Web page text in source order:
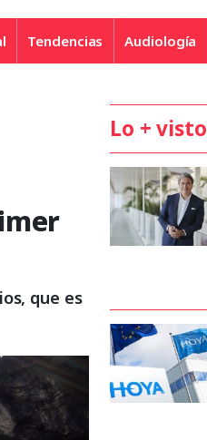
Tendencias Audiología
que es
Lo + visto